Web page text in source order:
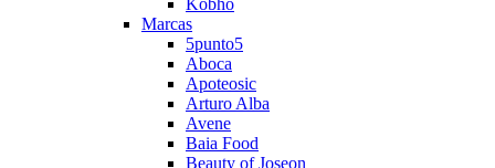
Kobho
Marcas
5punto5
Aboca
Apoteosic
Arturo Alba
Avene
Baia Food
Beauty of Joseon